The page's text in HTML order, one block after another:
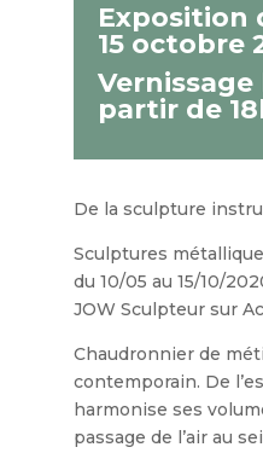
Exposition
15 octobre
Vernissage
partir de
De la sculpture
Sculptures
du 10/05 au 15/10/
JOW Sculpteur sur
Chaudronnier de
contemporain. De
harmonise ses
passage de l’air au